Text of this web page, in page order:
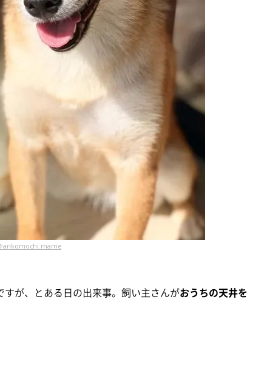
ankomochi.mame
が、とある日の出来事。飼い主さんがおうちの天井を